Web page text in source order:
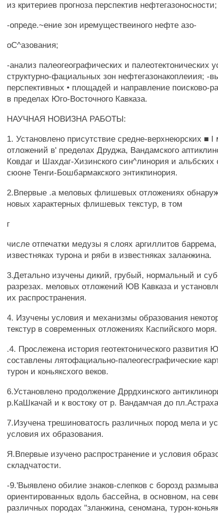
из критериев прогноза перспектив нефтегазоносности;
-опреде.~ение зон иремуществеиного нефте азо-
оС^азования;
-анализ палеогеографических и палеотектонических
структурно-фациальных зон нефтегазонакоплеиия; -
перспективных • площадей и направление поисково-
в пределах Юго-Восточного Кавказа.
НАУЧНАЯ НОВИЗНА РАБОТЫ:
1. Установлено присутствие средне-верхнеюрских ■
отложений в' пределах Друджа, Вандамского
Ковдаг и Шахдаг-Хизинского син^линория и
сюоне Тенги-Бошбармакского энтикпинория.
2.Впервые .а меловых флишевых отложениях
новых характерных флишевых текстур, в том
г
числе отпечатки медузы я слоях аргиллитов
известняках турона и ряби в известняках заланжина.
3.Детально изучены дикий, грубый, нормальный и
разрезах. меловых отложений ЮВ Кавказа и
их распространения.
4. Изучены условия и механизмы образования
текстур в современных отложениях Каспийского моря.
.4. Прослежена история геотектонического развития
составлены лятофациально-палеогесграфические
турон и коньяксхого веков.
6.Установлено продолжение Дррдхинского
р.КаШкачай и к востоку от р. Вандамчая до
7.Изучена трешиноватосгь различных пород мела и
условия их образования.
Я.Впервые изучено распространение и условия
складчатости.
-9.'Выявлено обилие знаков-слепков с борозд
ориентированных вдоль бассейна, в основном, на
различных породах "зланжина, сеномана, турон-